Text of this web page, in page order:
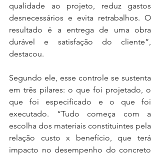
qualidade ao projeto, reduz gastos
desnecessários e evita retrabalhos. O
resultado é a entrega de uma obra
durável e satisfação do cliente”,
destacou.
Segundo ele, esse controle se sustenta
em três pilares: o que foi projetado, o
que foi especificado e o que foi
executado. “Tudo começa com a
escolha dos materiais constituintes pela
relação custo x benefício, que terá
impacto no desempenho do concreto